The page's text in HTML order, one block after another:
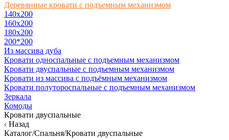
Деревянные кровати с подъемным механизмом
140x200
160х200
180х200
200*200
Из массива дуба
Кровати односпальные с подъемным механизмом
Кровати двуспальные с подъемным механизмом
Кровати из массива с подъёмным механизмом
Кровати полутороспальные с подъемным механизмом
Зеркала
Комоды
Кровати двуспальные
Назад
Каталог/Спальня/Кровати двуспальные